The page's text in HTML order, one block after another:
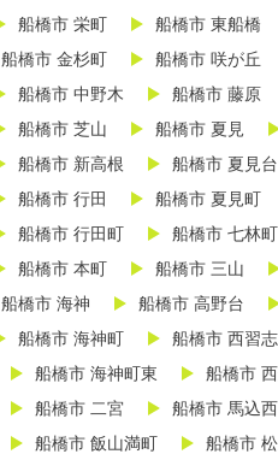
船橋市 栄町 船橋市 東船橋
船橋市 金杉町 船橋市 咲が丘
船橋市 中野木 船橋市 藤原
船橋市 芝山 船橋市 夏見
船橋市 新高根 船橋市 夏見台
船橋市 行田 船橋市 夏見町
船橋市 行田町 船橋市 七林町
船橋市 本町 船橋市 三山
船橋市 海神 船橋市 高野台
船橋市 海神町 船橋市 西習
船橋市 海神町東 船橋市
船橋市 二宮 船橋市 馬込西
船橋市 飯山満町 船橋市